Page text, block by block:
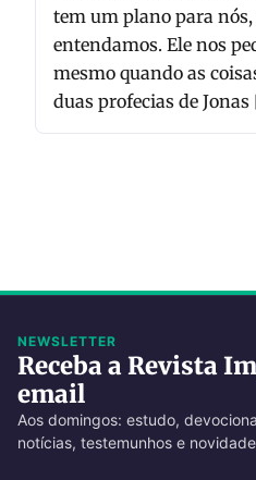
tem um plano para
entendamos. Ele nos
mesmo quando as
duas profecias de
NEWSLETTER
Receba a Revista
email
Aos domingos: estudo,
notícias, testemunhos e